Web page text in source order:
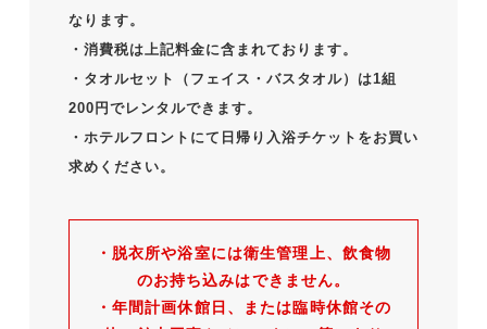
なります。
・消費税は上記料金に含まれております。
・タオルセット（フェイス・バスタオル）は1組
200円でレンタルできます。
・ホテルフロントにて日帰り入浴チケットをお買い
求めください。
・脱衣所や浴室には衛生管理上、飲食物
のお持ち込みはできません。
・年間計画休館日、または臨時休館その